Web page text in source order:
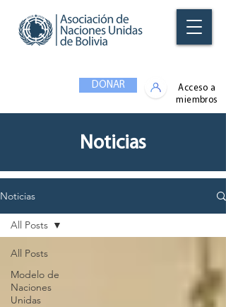
DONAR
Acceso a
miembros
Noticias
Noticias
All Posts
Modelo de
Naciones
Unidas
All Posts